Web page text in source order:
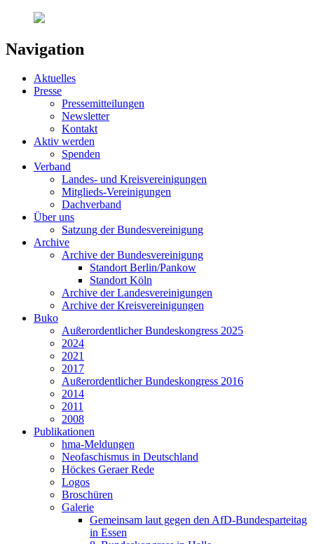
Navigation
Aktuelles
Presse
Pressemitteilungen
Newsletter
Kontakt
Aktiv werden
Spenden
Verband
Landes- und Kreisvereinigungen
Mitglieds-Vereinigungen
Dachverband
Über uns
Satzung der Bundesvereinigung
Archive
Archive der Bundesvereinigung
Standort Berlin/Pankow
Standort Köln
Archive der Landesvereinigungen
Archive der Kreisvereinigungen
Buko
Außerordentlicher Bundeskongress 2025
2024
2021
2017
Außerordentlicher Bundeskongress 2016
2014
2011
2008
Publikationen
hma-Meldungen
Neofaschismus in Deutschland
Höckes Geraer Rede
Logos
Broschüren
Galerie
Gemeinsam laut gegen den AfD-Bundesparteitag
in Essen